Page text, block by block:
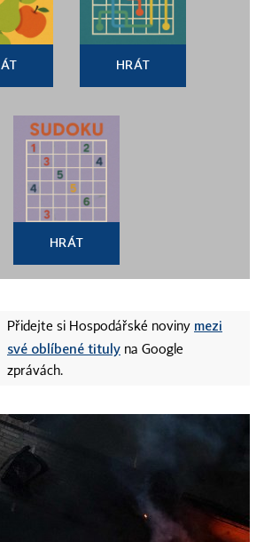
HRÁT
HRÁT
Přidejte si Hospodářské noviny mezi
své oblíbené tituly na Google
zprávách.